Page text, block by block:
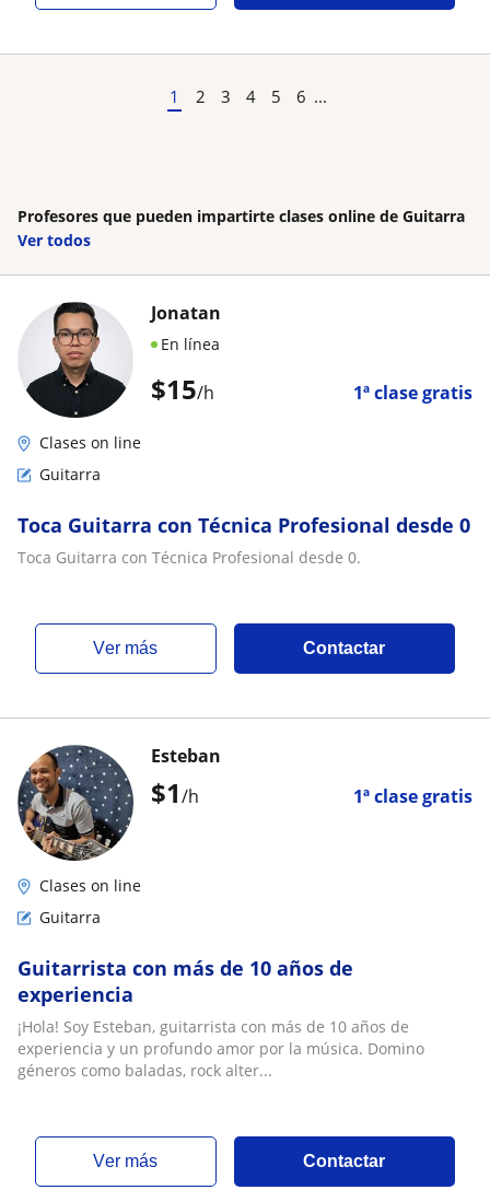
1 2 3 4 5 6 ...
Profesores que pueden impartirte clases online de Guitarra
Ver todos
$15/h 1ª clase gratis
Jonatan
En línea
Clases on line
Guitarra
Toca Guitarra con Técnica Profesional desde 0
Toca Guitarra con Técnica Profesional desde 0.
ver más Contactar
$1/h 1ª clase gratis
Esteban
Clases on line
Guitarra
Guitarrista con más de 10 años de
experiencia
¡Hola! Soy Esteban, guitarrista con más de 10 años de
experiencia y un profundo amor por la música. Domino
géneros como baladas, rock alter...
ver más Contactar